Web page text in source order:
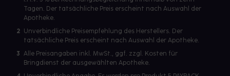
Tagen. Der tatsächliche Preis erscheint nach Auswahl der
Apotheke.
2 Unverbindliche Preisempfehlung des Herstellers. Der
tatsächliche Preis erscheint nach Auswahl der Apotheke.
3 Alle Preisangaben inkl. MwSt., ggf. zzgl. Kosten für
Bringdienst der ausgewählten Apotheke.